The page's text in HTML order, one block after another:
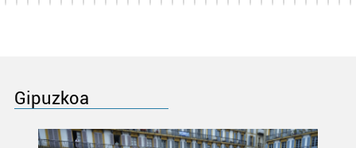
Gipuzkoa